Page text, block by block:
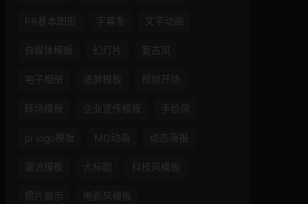
PR基本图形 字幕条 文字动画
自媒体模板 幻灯片 复古风
电子相册 竖屏模板 视频开场
转场模板 企业宣传模板 手绘风
pr logo模板 MG动画 动态海报
潮流模板 大标题 科技风模板
照片展示 电影风模板